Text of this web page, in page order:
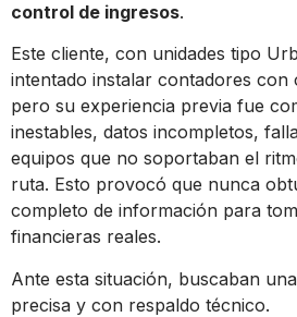
control de ingresos.
Este cliente, con unidades tipo
intentado instalar contadores con
pero su experiencia previa fue
inestables, datos incompletos,
equipos que no soportaban el
ruta. Esto provocó que nunca
completo de información para
financieras reales.
Ante esta situación, buscaban
precisa y con respaldo técnico.